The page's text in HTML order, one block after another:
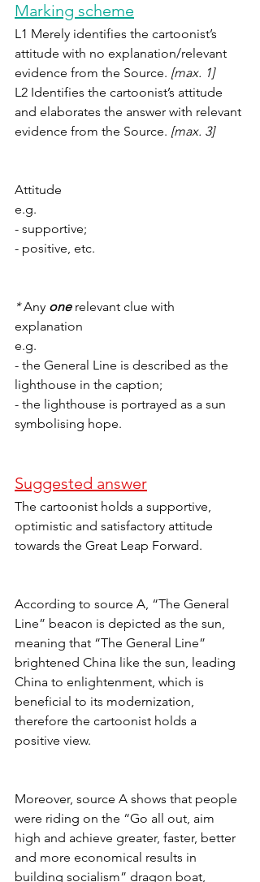
Marking scheme
L1 Merely identifies the cartoonist’s
attitude with no explanation/relevant
evidence from the Source. [max. 1]
L2 Identifies the cartoonist’s attitude
and elaborates the answer with relevant
evidence from the Source. [max. 3]
Attitude
e.g.
- supportive;
- positive, etc.
* Any one relevant clue with
explanation
e.g.
- the General Line is described as the
lighthouse in the caption;
- the lighthouse is portrayed as a sun
symbolising hope.
Suggested answer
The cartoonist holds a supportive,
optimistic and satisfactory attitude
towards the Great Leap Forward.
According to source A, “The General
Line” beacon is depicted as the sun,
meaning that “The General Line”
brightened China like the sun, leading
China to enlightenment, which is
beneficial to its modernization,
therefore the cartoonist holds a
positive view.
Moreover, source A shows that people
were riding on the “Go all out, aim
high and achieve greater, faster, better
and more economical results in
building socialism” dragon boat,